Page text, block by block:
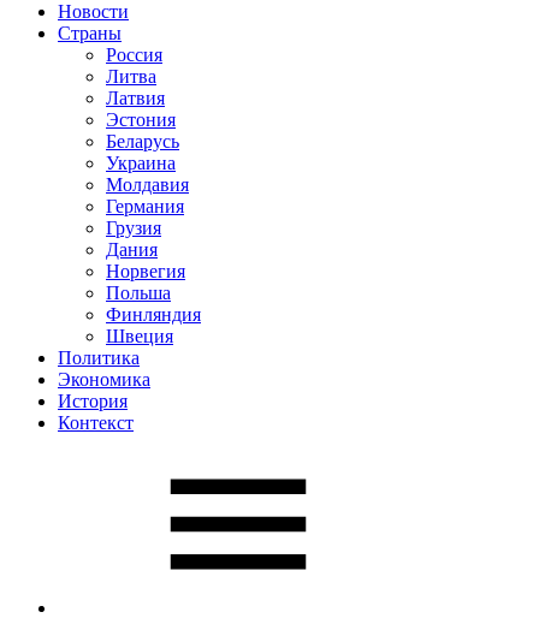
Новости
Страны
Россия
Литва
Латвия
Эстония
Беларусь
Украина
Молдавия
Германия
Грузия
Дания
Норвегия
Польша
Финляндия
Швеция
Политика
Экономика
История
Контекст